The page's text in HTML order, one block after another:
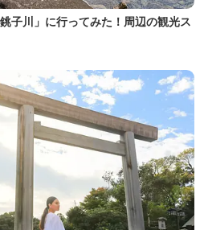
子川」に行ってみた！周辺の観光ス